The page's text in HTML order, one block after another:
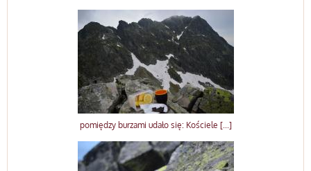
pomiędzy burzami udało się: Kościele [...]